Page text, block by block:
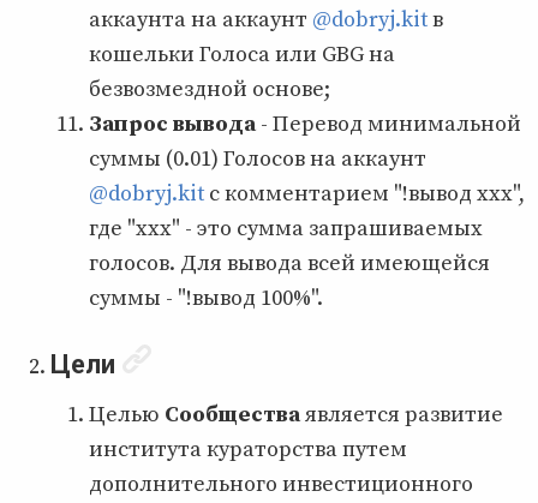
аккаунта на аккаунт @dobryj.kitв
кошельки Голоса или GBG на
безвозмездной основе;
Запрос вывода - Перевод минимальной
суммы (0.01) Голосов на аккаунт
@dobryj.kit с комментарием "!вывод xxx",
где "xxx" - это сумма запрашиваемых
голосов. Для вывода всей имеющейся
суммы - "!вывод 100%".
Цели
Целью Сообществаявляется развитие
института кураторства путем
дополнительного инвестиционного